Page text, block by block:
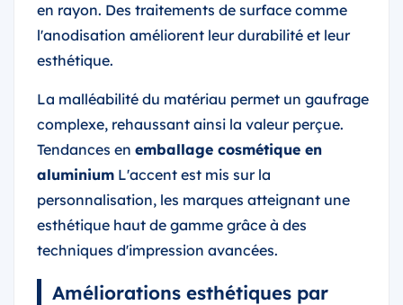
en rayon. Des traitements de surface comme
l'anodisation améliorent leur durabilité et leur
esthétique.
La malléabilité du matériau permet un gaufrage
complexe, rehaussant ainsi la valeur perçue.
Tendances en emballage cosmétique en
aluminium L'accent est mis sur la
personnalisation, les marques atteignant une
esthétique haut de gamme grâce à des
techniques d'impression avancées.
Améliorations esthétiques par